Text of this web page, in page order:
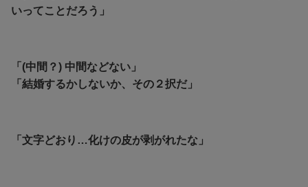
いってことだろう」
「(中間？) 中間などない」
「結婚するかしないか、その２択だ」
「文字どおり…化けの皮が剥がれたな」